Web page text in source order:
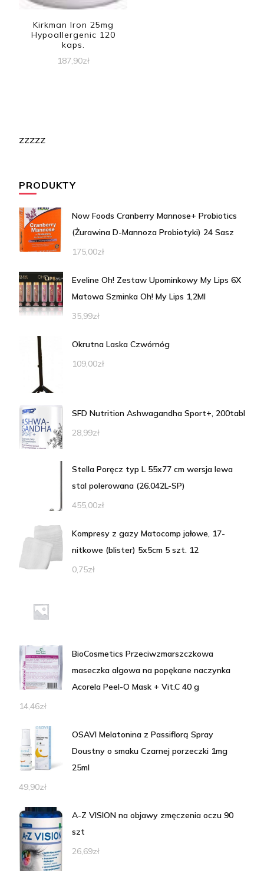
Kirkman Iron 25mg
Hypoallergenic 120
kaps.
187,90zł
zzzzz
PRODUKTY
Now Foods Cranberry Mannose+ Probiotics
(Żurawina D-Mannoza Probiotyki) 24 Sasz
175,00zł
Eveline Oh! Zestaw Upominkowy My Lips 6X
Matowa Szminka Oh! My Lips 1,2Ml
35,99zł
Okrutna Laska Czwórnóg
109,00zł
SFD Nutrition Ashwagandha Sport+, 200tabl
28,99zł
Stella Poręcz typ L 55x77 cm wersja lewa
stal polerowana (26.042L-SP)
455,00zł
Kompresy z gazy Matocomp jałowe, 17-
nitkowe (blister) 5x5cm 5 szt. 12
0,75zł
BioCosmetics Przeciwzmarszczkowa
maseczka algowa na popękane naczynka
Acorela Peel-O Mask + Vit.C 40 g
14,46zł
OSAVI Melatonina z Passiflorą Spray
Doustny o smaku Czarnej porzeczki 1mg
25ml
49,90zł
A-Z VISION na objawy zmęczenia oczu 90
szt
26,69zł